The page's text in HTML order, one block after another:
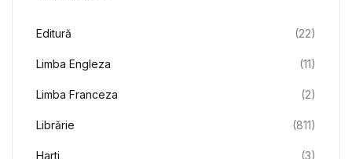
Editură (22)
Limba Engleza (11)
Limba Franceza (2)
Librărie (811)
Harti (3)